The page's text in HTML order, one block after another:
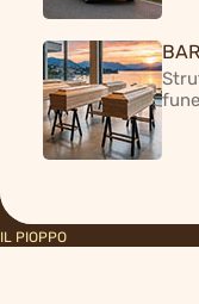
IL PIOPPO